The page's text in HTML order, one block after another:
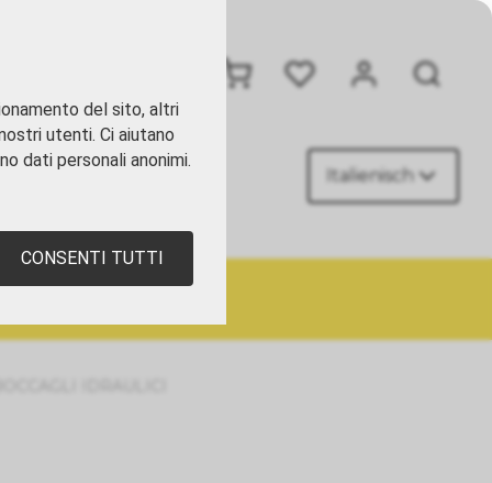
Italienisch
del sito, altri
utenti. Ci aiutano
dati personali anonimi.
CONSENTI TUTTI